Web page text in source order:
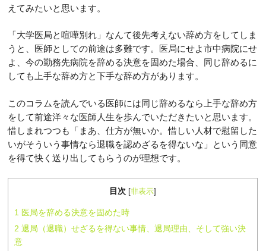
えてみたいと思います。
「大学医局と喧嘩別れ」なんて後先考えない辞め方をしてしま
うと、医師としての前途は多難です。医局にせよ市中病院にせ
よ、今の勤務先病院を辞める決意を固めた場合、同じ辞めるに
しても上手な辞め方と下手な辞め方があります。
このコラムを読んでいる医師には同じ辞めるなら上手な辞め方
をして前途洋々な医師人生を歩んでいただきたいと思います。
惜しまれつつも「まあ、仕方が無いか。惜しい人材で慰留した
いがそういう事情なら退職を認めざるを得ないな」という同意
を得て快く送り出してもらうのが理想です。
目次 [非表示]
1 医局を辞める決意を固めた時
2 退局（退職）せざるを得ない事情、退局理由、そして強い決
意